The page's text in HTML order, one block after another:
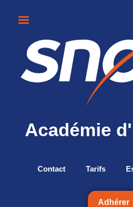
Académie d'
Contact Tarifs
Adhérer